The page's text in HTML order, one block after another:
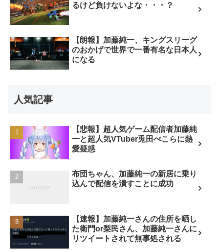
るけど負けないよな・・・？
【朗報】加藤純一、キングスリーグ
のおかげで世界で一番有名な日本人
になる
人気記事
【悲報】超人気ゲーム配信者加藤純
一と超人気VTuber兎田ぺこらに熱
愛疑惑
布団ちゃん、加藤純一の新居に乗り
込んで配信を潰すことに成功
【速報】加藤純一さんの住所を晒し
た衛門or梨民さん、加藤純一さんに
リツイートされて無事処される